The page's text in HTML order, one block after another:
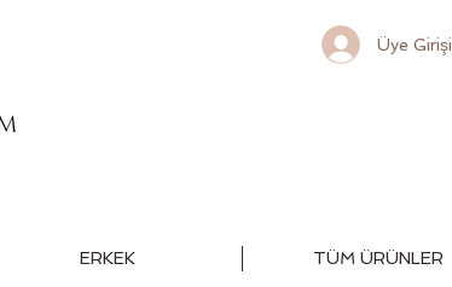
Üye Girişi
ERKEK TÜM ÜRÜNLER